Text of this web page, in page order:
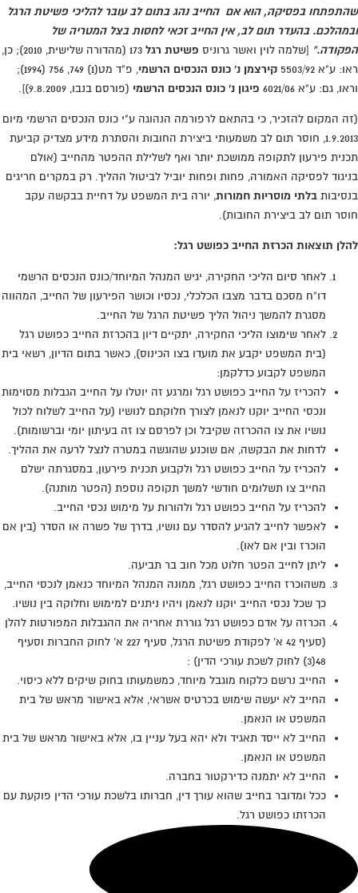
שהתפתחו בפסיקה, הוא אם החייב נהג בתום לב עובר להליכי פשיטת הרגל
ובמהלכם. בהעדר תום לב, אין החייב זכאי לחסות בצל המטריה של
הפקודה." [שלמה לוין ואשר גרוניס פשיטת רגל
173 (מהדורה שלישית, 2010); כן,
ראו: ע"א 5503/92
קירצמן נ' כונס הנכסים הרשמי
, פ"ד מט(1) 749, 756 (1994);
וראו, גם: ע"א 6021/06
פיגון נ' כונס הנכסים הרשמי (פורסם בנבו, 9.8.2009)].
(זה המקום להזכיר, כי בהתאם לרפורמה הנהוגה ע"י כונס הנכסים הרשמי מיום
1.9.2013, חוסר תום לב משמעותי ביצירת החובות והסתרת מידע מצדיק קביעת
תכנית פירעון לתקופה ממושכת יותר ואף לשלילת ההפטר מהחייב (אולם
בניגוד לפסיקה האמורה, פחות ופחות יוביל לביטול ההליך. רק במקרים חריגים
בנסיבות בלתי מוסריות חמורות, יורה בית המשפט על דחיית בבקשה עקב
חוסר תום לב ביצירת החובות).
להלן תוצאות הכרזת החייב כפושט רגל:
לאחר סיום הליכי החקירה, יגיש המנהל המיוחד/כונס הנכסים הרשמי
דו"ח מסכם בדבר מצבו הכלכלי, נכסיו וכושר הפירעון של החייב, המהווה
מסגרת להמשך ניהול הליך פשיטת הרגל של החייב.
לאחר שימוצו הליכי החקירה, יתקיים דיון בהכרזת החייב כפושט רגל
(בית המשפט יקבע את מועדו בצו הכינוס), כאשר בתום הדיון, רשאי בית
המשפט לקבוע כדלקמן:
להכריז על החייב כפושט רגל ומרגע זה יוטלו על החייב הגבלות מסוימות
ונכסי החייב יוקנו לנאמן לצורך חלוקתם לנושיו (על החייב לשלוח לכול
נושיו את צו ההכרזה שקיבל וכן לפרסם צו זה בעיתון יומי וברשומות).
לדחות את הבקשה, אם שוכנע שהוגשה במטרה לנצל לרעה את ההליך.
להכריז על החייב כפושט רגל ולקבוע תכנית פירעון, במסגרתה ישלם
החייב צו תשלומים חודשי למשך תקופה נוספת (הפטר מותנה).
להכריז על החייב כפושט רגל ולהורות על מימוש נכסי החייב.
לאפשר לחייב להגיע להסדר עם נושיו, בדרך של פשרה או הסדר (בין אם
הוכרז ובין אם לאו).
ליתן לחייב הפטר חלוט מכל חוב בר תביעה.
משהוכרז החייב כפושט רגל, ממונה המנהל המיוחד כנאמן לנכסי החייב,
כך שכל נכסי החייב יוקנו לנאמן ויהיו ניתנים למימוש וחלוקה בין נושיו.
הכרזה על אדם כפושט רגל גוררת אחריה את ההגבלות המפורטות להלן
(סעיף 42 א' לפקודת פשיטת הרגל, סעיף 227 א' לחוק החברות וסעיף
48(3) לחוק לשכת עורכי הדין) :
החייב נרשם כלקוח מוגבל מיוחד, כמשמעותו בחוק שיקים ללא כיסוי.
החייב לא יעשה שימוש בכרטיס אשראי, אלא באישור מראש של בית
המשפט או הנאמן.
החייב לא ייסד תאגיד ולא יהא בעל עניין בו, אלא באישור מראש של בית
המשפט או הנאמן.
החייב לא יתמנה כדירקטור בחברה.
ככל ומדובר בחייב שהוא עורך דין, חברותו בלשכת עורכי הדין פוקעת עם
הכרזתו כפושט רגל.